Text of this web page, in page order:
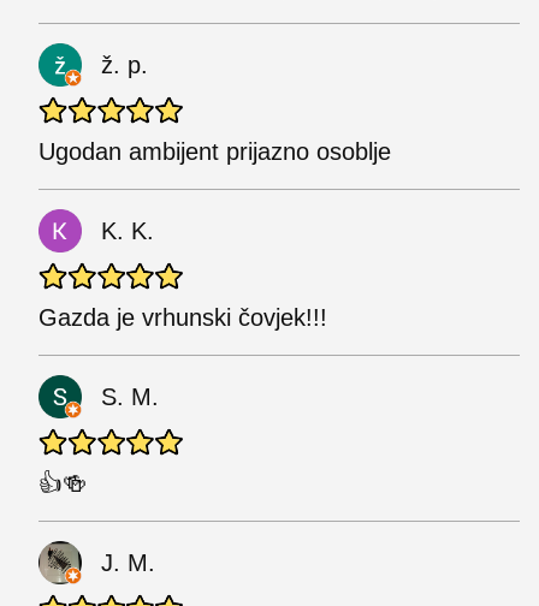
ž. p.
Ugodan ambijent prijazno osoblje
K. K.
Gazda je vrhunski čovjek!!!
S. M.
👍🍻
J. M.